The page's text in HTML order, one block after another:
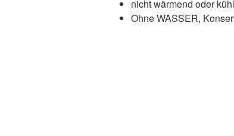
nicht wärmend oder
Ohne WASSER,